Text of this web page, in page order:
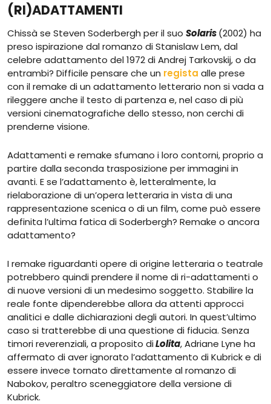
(RI)ADATTAMENTI
Chissà se Steven Soderbergh per il suo Solaris(2002) ha
preso ispirazione dal romanzo di Stanislaw Lem, dal
celebre adattamento del 1972 di Andrej Tarkovskij, o da
entrambi? Difficile pensare che un regista alle prese
con il remake di un adattamento letterario non si vada a
rileggere anche il testo di partenza e, nel caso di più
versioni cinematografiche dello stesso, non cerchi di
prenderne visione.
Adattamenti e remake sfumano i loro contorni, proprio a
partire dalla seconda trasposizione per immagini in
avanti. E se l’adattamento è, letteralmente, la
rielaborazione di un’opera letteraria in vista di una
rappresentazione scenica o di un film, come può essere
definita l’ultima fatica di Soderbergh? Remake o ancora
adattamento?
I remake riguardanti opere di origine letteraria o teatrale
potrebbero quindi prendere il nome di ri-adattamenti o
di nuove versioni di un medesimo soggetto. Stabilire la
reale fonte dipenderebbe allora da attenti approcci
analitici e dalle dichiarazioni degli autori. In quest’ultimo
caso si tratterebbe di una questione di fiducia. Senza
timori reverenziali, a proposito diLolita, Adriane Lyne ha
affermato di aver ignorato l’adattamento di Kubrick e di
essere invece tornato direttamente al romanzo di
Nabokov, peraltro sceneggiatore della versione di
Kubrick.